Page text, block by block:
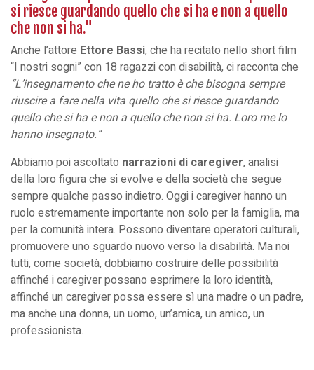
si riesce guardando quello che si ha e non a quello
che non si ha."
Anche l’attore Ettore Bassi, che ha recitato nello short film
“I nostri sogni” con 18 ragazzi con disabilità, ci racconta che
“L’insegnamento che ne ho tratto è che bisogna sempre
riuscire a fare nella vita quello che si riesce guardando
quello che si ha e non a quello che non si ha. Loro me lo
hanno insegnato.”
Abbiamo poi ascoltato narrazioni di caregiver, analisi
della loro figura che si evolve e della società che segue
sempre qualche passo indietro. Oggi i caregiver hanno un
ruolo estremamente importante non solo per la famiglia, ma
per la comunità intera. Possono diventare operatori culturali,
promuovere uno sguardo nuovo verso la disabilità. Ma noi
tutti, come società, dobbiamo costruire delle possibilità
affinché i caregiver possano esprimere la loro identità,
affinché un caregiver possa essere sì una madre o un padre,
ma anche una donna, un uomo, un’amica, un amico, un
professionista.